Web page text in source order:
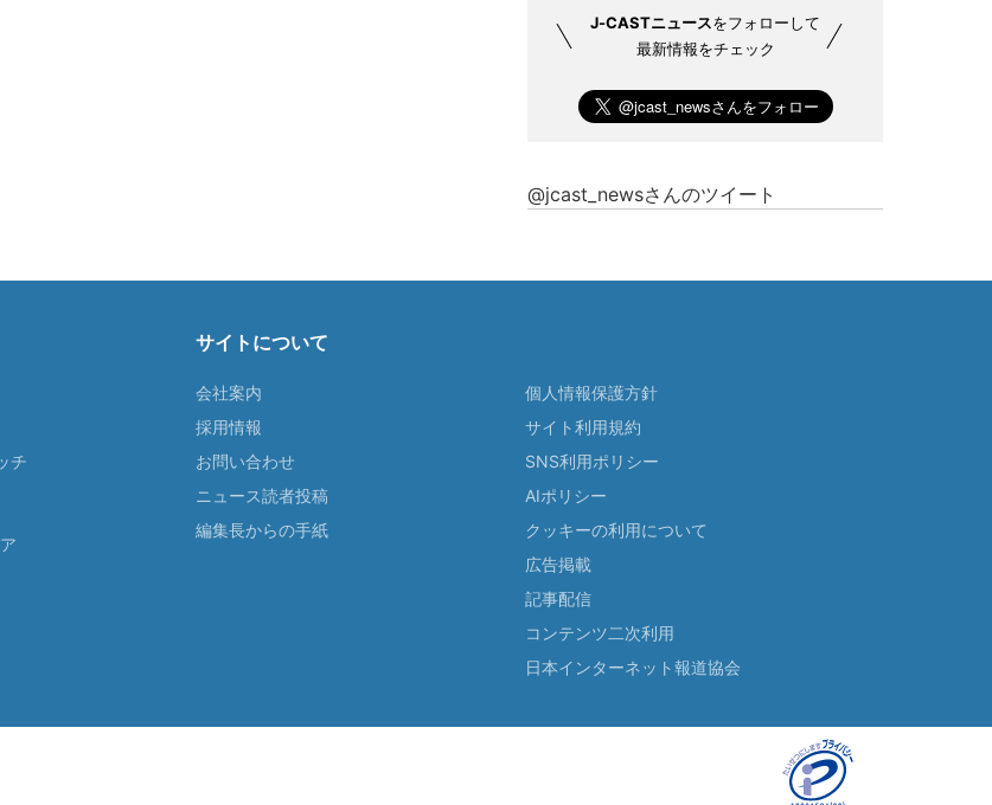
J-CASTニュースをフォローして
最新情報をチェック
@jcast_newsさんのツイート
チ
サイトについて
会社案内
採用情報
お問い合わせ
ニュース読者投稿
編集長からの手紙
個人情報保護方針
サイト利用規約
SNS利用ポリシー
AIポリシー
クッキーの利用について
広告掲載
記事配信
コンテンツ二次利用
日本インターネット報道協会